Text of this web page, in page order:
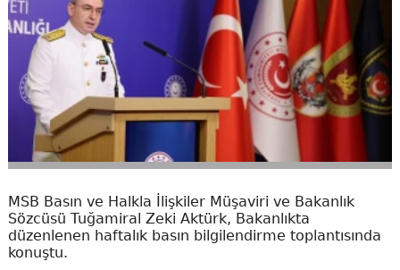
MSB Basın ve Halkla İlişkiler Müşaviri ve Bakanlık
Sözcüsü Tuğamiral Zeki Aktürk, Bakanlıkta
düzenlenen haftalık basın bilgilendirme toplantısında
konuştu.